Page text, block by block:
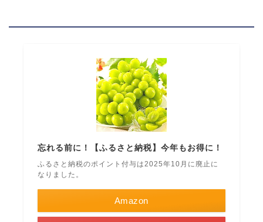
忘れる前に！【ふるさと納税】今年もお得に！
ふるさと納税のポイント付与は2025年10月に廃止に
なりました。
Amazon